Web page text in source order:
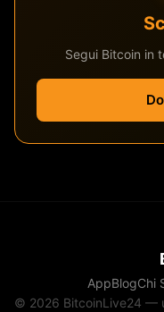
Segui Bitcoin in
AppBlogChi
© 2026 BitcoinLive24 —